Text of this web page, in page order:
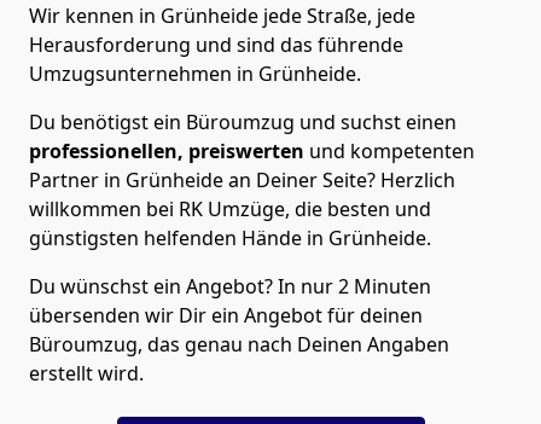
Wir kennen in Grünheide jede Straße, jede
Herausforderung und sind das führende
Umzugsunternehmen in Grünheide.
Du benötigst ein Büroumzug und suchst einen
professionellen, preiswerten und kompetenten
Partner in Grünheide an Deiner Seite? Herzlich
willkommen bei RK Umzüge, die besten und
günstigsten helfenden Hände in Grünheide.
Du wünschst ein Angebot? In nur 2 Minuten
übersenden wir Dir ein Angebot für deinen
Büroumzug, das genau nach Deinen Angaben
erstellt wird.